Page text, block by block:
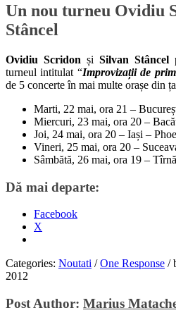
Un nou turneu Ovidiu
Stâncel
Ovidiu Scridon și Silvan Stâncel
turneul intitulat “Improvizații de
de 5 concerte în mai multe orașe din
Marti, 22 mai, ora 21 –
Miercuri, 23 mai, ora 20 –
Joi, 24 mai, ora 20 – Iași –
Vineri, 25 mai, ora 20 –
Sâmbătă, 26 mai, ora 19 –
Dă mai departe:
Facebook
X
Categories: Noutati / One Response /
2012
Post Author: Marius